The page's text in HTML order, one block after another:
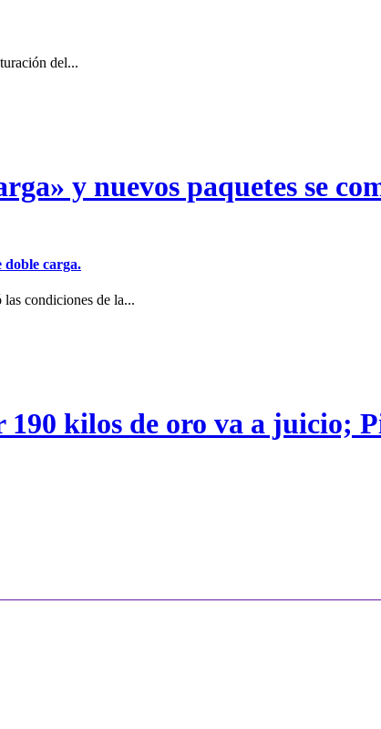
del...
y nuevos paquetes se
doble carga.
condiciones de la...
kilos de oro va a juicio;